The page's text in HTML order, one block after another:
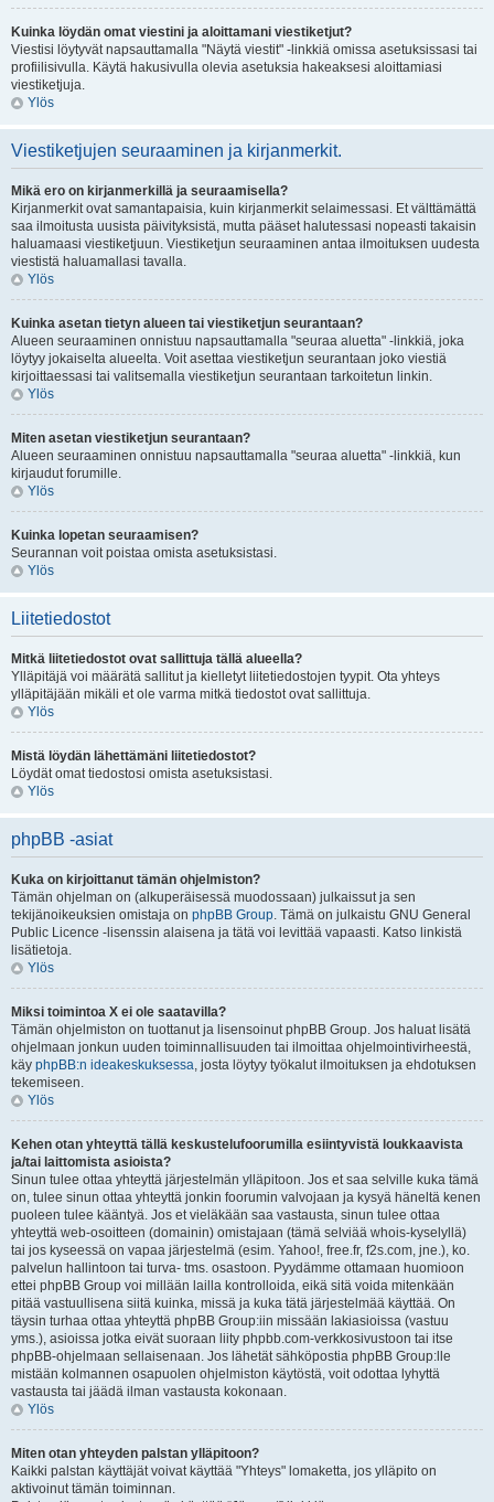
Kuinka löydän omat viestini ja aloittamani viestiketjut?
Viestisi löytyvät napsauttamalla "Näytä viestit" -linkkiä omissa asetuksissasi tai
profiilisivulla. Käytä hakusivulla olevia asetuksia hakeaksesi aloittamiasi
viestiketjuja.
Ylös
Viestiketjujen seuraaminen ja kirjanmerkit.
Mikä ero on kirjanmerkillä ja seuraamisella?
Kirjanmerkit ovat samantapaisia, kuin kirjanmerkit selaimessasi. Et välttämättä
saa ilmoitusta uusista päivityksistä, mutta pääset halutessasi nopeasti takaisin
haluamaasi viestiketjuun. Viestiketjun seuraaminen antaa ilmoituksen uudesta
viestistä haluamallasi tavalla.
Ylös
Kuinka asetan tietyn alueen tai viestiketjun seurantaan?
Alueen seuraaminen onnistuu napsauttamalla "seuraa aluetta" -linkkiä, joka
löytyy jokaiselta alueelta. Voit asettaa viestiketjun seurantaan joko viestiä
kirjoittaessasi tai valitsemalla viestiketjun seurantaan tarkoitetun linkin.
Ylös
Miten asetan viestiketjun seurantaan?
Alueen seuraaminen onnistuu napsauttamalla "seuraa aluetta" -linkkiä, kun
kirjaudut forumille.
Ylös
Kuinka lopetan seuraamisen?
Seurannan voit poistaa omista asetuksistasi.
Ylös
Liitetiedostot
Mitkä liitetiedostot ovat sallittuja tällä alueella?
Ylläpitäjä voi määrätä sallitut ja kielletyt liitetiedostojen tyypit. Ota yhteys
ylläpitäjään mikäli et ole varma mitkä tiedostot ovat sallittuja.
Ylös
Mistä löydän lähettämäni liitetiedostot?
Löydät omat tiedostosi omista asetuksistasi.
Ylös
phpBB -asiat
Kuka on kirjoittanut tämän ohjelmiston?
Tämän ohjelman on (alkuperäisessä muodossaan) julkaissut ja sen
tekijänoikeuksien omistaja on phpBB Group. Tämä on julkaistu GNU General
Public Licence -lisenssin alaisena ja tätä voi levittää vapaasti. Katso linkistä
lisätietoja.
Ylös
Miksi toimintoa X ei ole saatavilla?
Tämän ohjelmiston on tuottanut ja lisensoinut phpBB Group. Jos haluat lisätä
ohjelmaan jonkun uuden toiminnallisuuden tai ilmoittaa ohjelmointivirheestä,
käy phpBB:n ideakeskuksessa, josta löytyy työkalut ilmoituksen ja ehdotuksen
tekemiseen.
Ylös
Kehen otan yhteyttä tällä keskustelufoorumilla esiintyvistä loukkaavista
ja/tai laittomista asioista?
Sinun tulee ottaa yhteyttä järjestelmän ylläpitoon. Jos et saa selville kuka tämä
on, tulee sinun ottaa yhteyttä jonkin foorumin valvojaan ja kysyä häneltä kenen
puoleen tulee kääntyä. Jos et vieläkään saa vastausta, sinun tulee ottaa
yhteyttä web-osoitteen (domainin) omistajaan (tämä selviää whois-kyselyllä)
tai jos kyseessä on vapaa järjestelmä (esim. Yahoo!, free.fr, f2s.com, jne.), ko.
palvelun hallintoon tai turva- tms. osastoon. Pyydämme ottamaan huomioon
ettei phpBB Group voi millään lailla kontrolloida, eikä sitä voida mitenkään
pitää vastuullisena siitä kuinka, missä ja kuka tätä järjestelmää käyttää. On
täysin turhaa ottaa yhteyttä phpBB Group:iin missään lakiasioissa (vastuu
yms.), asioissa jotka eivät suoraan liity phpbb.com-verkkosivustoon tai itse
phpBB-ohjelmaan sellaisenaan. Jos lähetät sähköpostia phpBB Group:lle
mistään kolmannen osapuolen ohjelmiston käytöstä, voit odottaa lyhyttä
vastausta tai jäädä ilman vastausta kokonaan.
Ylös
Miten otan yhteyden palstan ylläpitoon?
Kaikki palstan käyttäjät voivat käyttää "Yhteys" lomaketta, jos ylläpito on
aktivoinut tämän toiminnan.